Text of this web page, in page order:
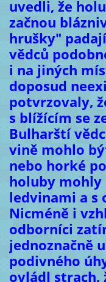
uvedli, že
začnou
hrušky"
vědců
i na jiných
doposud
potvrzovaly,
s blížícím se
Bulharští
vině mohlo
nebo horké
holuby
ledvinami a s
Nicméně i
odborníci
jednoznačně
podivného
ovládl strach,